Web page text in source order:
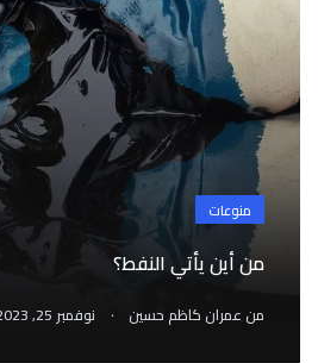
منوعات
من أين يأتي النفط؟
من عمران كاظم حسين . نوفمبر 25, 2023